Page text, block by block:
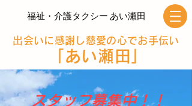
福祉・介護タクシー あい瀬田
出会いに感謝し慈愛の心でお手伝い
「あい瀬田」
​スタッフ募集中！！